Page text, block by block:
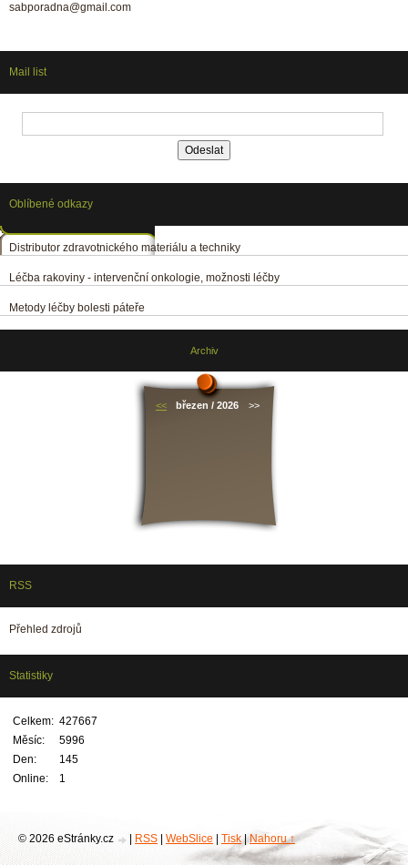
sabporadna@gmail.com
Mail list
Oblíbené odkazy
Distributor zdravotnického materiálu a techniky
Léčba rakoviny - intervenční onkologie, možnosti léčby
Metody léčby bolesti páteře
Archiv
<< březen / 2026 >>
RSS
Přehled zdrojů
Statistiky
Online: 1
Celkem: 427667
Měsíc:
5996
Den:
145
© 2026 eStránky.cz RSS WebSlice Tisk| Nahoru ↑